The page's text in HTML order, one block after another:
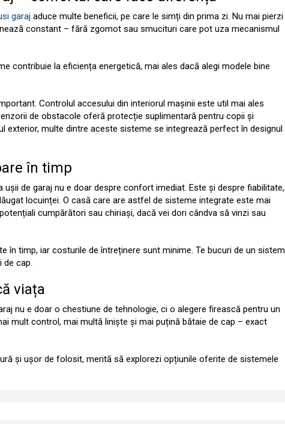
garaj aduce multe beneficii, pe care le simți din prima zi. Nu mai pierzi
constant – fără zgomot sau smucituri care pot uza mecanismul
contribuie la eficiența energetică, mai ales dacă alegi modele bine
Controlul accesului din interiorul mașinii este util mai ales
de obstacole oferă protecție suplimentară pentru copii și
exterior, multe dintre aceste sisteme se integrează perfect în designul
în timp
de garaj nu e doar despre confort imediat. Este și despre fiabilitate,
locuinței. O casă care are astfel de sisteme integrate este mai
cumpărători sau chiriași, dacă vei dori cândva să vinzi sau
în timp, iar costurile de întreținere sunt minime. Te bucuri de un sistem
de cap.
viața
nu e doar o chestiune de tehnologie, ci o alegere firească pentru un
mult control, mai multă liniște și mai puțină bătaie de cap – exact
și ușor de folosit, merită să explorezi opțiunile oferite de sistemele